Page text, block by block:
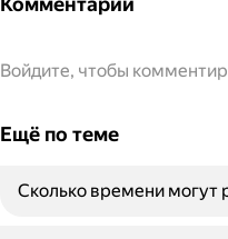
Войдите, чтобы
Ещё по теме
Сколько времени могут